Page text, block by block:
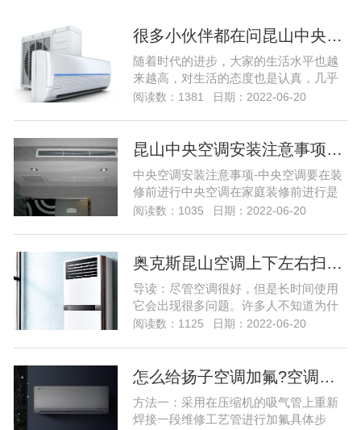
很多小伙伴都在问昆山中央空调系统出现问题该怎么维修，那么今天就给大家带来昆山中央空调的维修的教程，下 家用昆山中央空调系统出现故障该怎么维修…
随着时代的进步，大家的生活水平也越
来越高，对生活的态度也是认真，几乎
每个小伙伴家里都有空调，但是有些小
大制冷更快，但是很多小伙伴都在问中
今天就给大家带来中央空调的维修的教
程，下家用中央空调系统出现故...
阅读数：1381 日期：2022-06-20
昆山中央空调安装注意事项…
中央空调安装注意事项-中央空调要在装
修前进行中央空调在家庭装修前进行是
一个必须关注首要条件。家用中央空调
相结合，否则会对后期装修造成影响。
户第一要清楚的，但也并不是说，装修
之后就不能安装...
阅读数：1035 日期：2022-06-20
奥克斯昆山空调上下左右扫风不动怎么弄…
导读：尽管空调很好，但是长时间使用
它会出现很多问题。许多人不知道为什
么空调仍在左右上下扫动。然后，奥克
看一下！ 空调不左右上下扫动的原因之
电和...尽管空调很好，但是长时间使用
它会出现很多...
阅读数：1125 日期：2022-06-20
怎么给扬子空调加氟?空调加氟方法介绍…
方法一：采用在压缩机的吸气管上重新
焊接一段维修工艺管进行加氟具体步